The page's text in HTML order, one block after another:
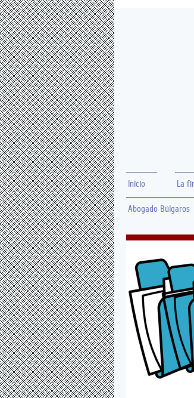
Inicio La
Abogado Búlgaros